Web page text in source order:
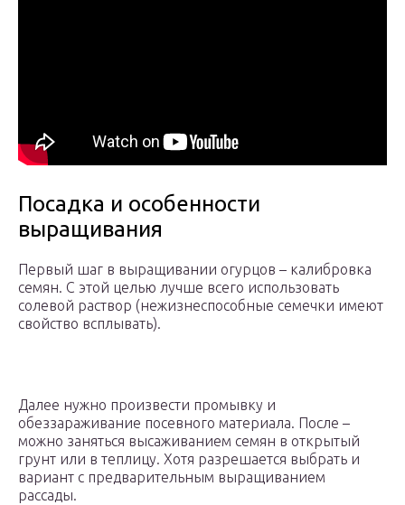
Посадка и особенности
выращивания
Первый шаг в выращивании огурцов – калибровка
семян. С этой целью лучше всего использовать
солевой раствор (нежизнеспособные семечки имеют
свойство всплывать).
Далее нужно произвести промывку и
обеззараживание посевного материала. После –
можно заняться высаживанием семян в открытый
грунт или в теплицу. Хотя разрешается выбрать и
вариант с предварительным выращиванием
рассады.